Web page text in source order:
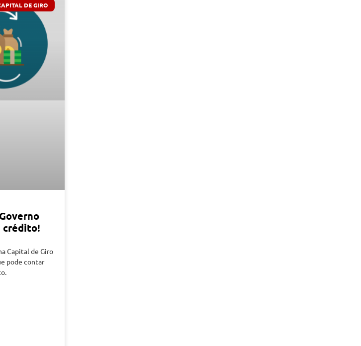
DE GIRO
crédito!
Capital de Giro
pode contar